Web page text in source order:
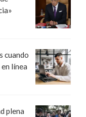
cuando
línea
plena